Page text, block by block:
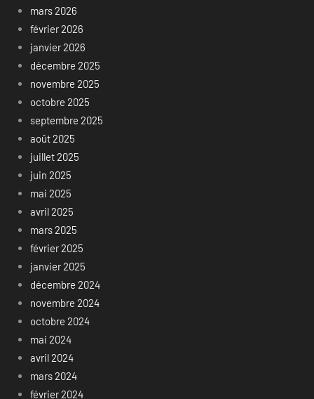
mars 2026
février 2026
janvier 2026
décembre 2025
novembre 2025
octobre 2025
septembre 2025
août 2025
juillet 2025
juin 2025
mai 2025
avril 2025
mars 2025
février 2025
janvier 2025
décembre 2024
novembre 2024
octobre 2024
mai 2024
avril 2024
mars 2024
février 2024